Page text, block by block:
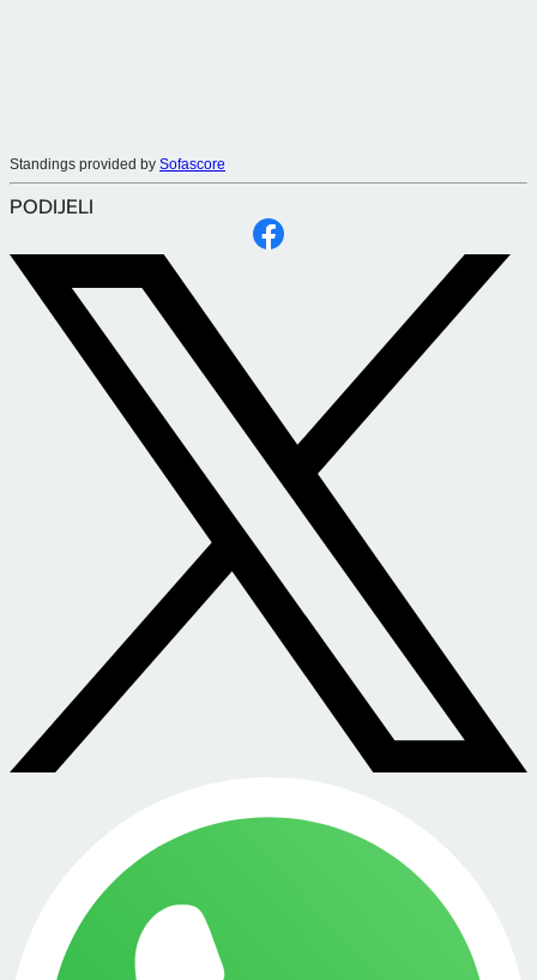
Standings provided by Sofascore
PODIJELI